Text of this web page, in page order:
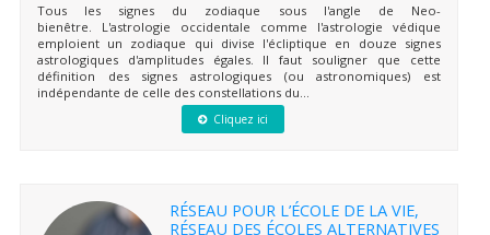
Tous les signes du zodiaque sous l'angle de Neo-
bienêtre. L'astrologie occidentale comme l'astrologie védique
emploient un zodiaque qui divise l'écliptique en douze signes
astrologiques d'amplitudes égales. Il faut souligner que cette
définition des signes astrologiques (ou astronomiques) est
indépendante de celle des constellations du...
Cliquez ici
RÉSEAU POUR L’ÉCOLE DE LA VIE,
RÉSEAU DES ÉCOLES ALTERNATIVES